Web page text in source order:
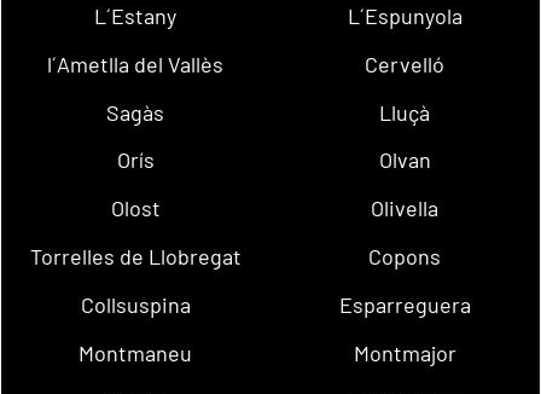
L´Estany
L´Espunyola
l´Ametlla del Vallès
Cervelló
Sagàs
Lluçà
Orís
Olvan
Olost
Olivella
Torrelles de Llobregat
Copons
Collsuspina
Esparreguera
Montmaneu
Montmajor